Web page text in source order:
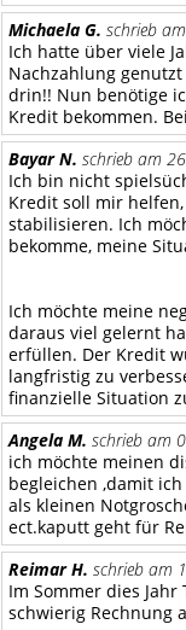
Michaela G. schrieb
Ich hatte über viele
Nachzahlung
drin!! Nun benötige
Kredit bekommen.
Bayar N. schrieb am
Ich bin nicht
Kredit soll mir
stabilisieren. Ich
bekomme, meine
Ich möchte meine
daraus viel gelernt
erfüllen. Der Kredit
langfristig zu
finanzielle Situation
Angela M. schrieb am
ich möchte meinen
begleichen ,damit
als kleinen
ect.kaputt geht für
Reimar H. schrieb am
Im Sommer dies
schwierig Rechnung